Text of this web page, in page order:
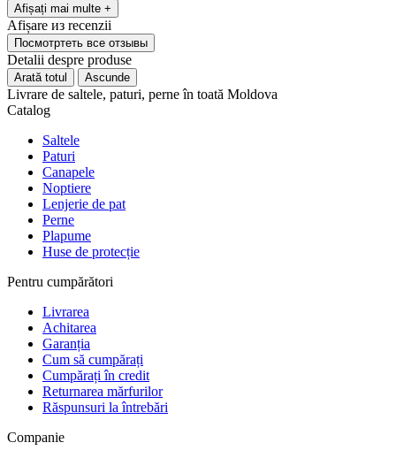
Afișați mai multe +
Afișare из recenzii
Посмотртеть все отзывы
Detalii despre produse
Arată totul Ascunde
Livrare de saltele, paturi, perne în toată Moldova
Catalog
Saltele
Paturi
Canapele
Noptiere
Lenjerie de pat
Perne
Plapume
Huse de protecție
Pentru cumpărători
Livrarea
Achitarea
Garanția
Cum să cumpărați
Cumpărați în credit
Returnarea mărfurilor
Răspunsuri la întrebări
Companie